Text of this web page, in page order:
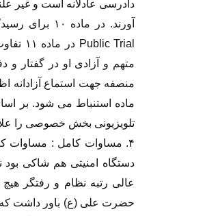
دادرسی عادلانه است و غیر
متهم و آزادی او در گفتار
منصفه جهت استماع آزادانه
ماده استنباط می شود. بر
تلویزیونی بخش خصوصی را
۴. مساوات کامل : مساوات
دستگاه امنیتی هم شاکی بود
عالی رتبه نظام و رفتگر
حضرت علی (ع) باور داشت که